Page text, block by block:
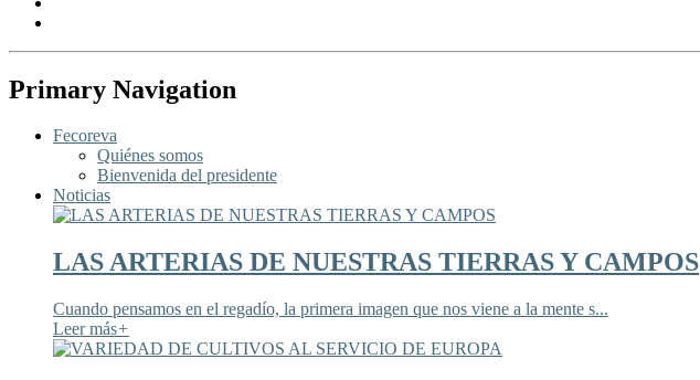
Primary Navigation
Fecoreva
Quiénes somos
Bienvenida del presidente
Noticias
LAS ARTERIAS DE NUESTRAS TIERRAS Y CAMPOS
Cuando pensamos en el regadío, la primera imagen que nos viene a la mente s...
Leer más+